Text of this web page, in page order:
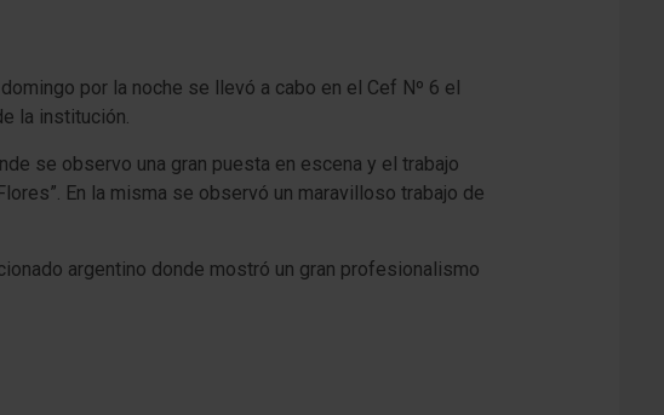
por la noche se llevó a cabo en el Cef Nº 6 el
la institución.
se observo una gran puesta en escena y el trabajo
En la misma se observó un maravilloso trabajo de
argentino donde mostró un gran profesionalismo